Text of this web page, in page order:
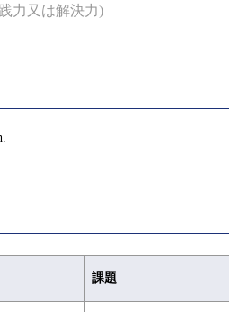
力又は解決力)
課題